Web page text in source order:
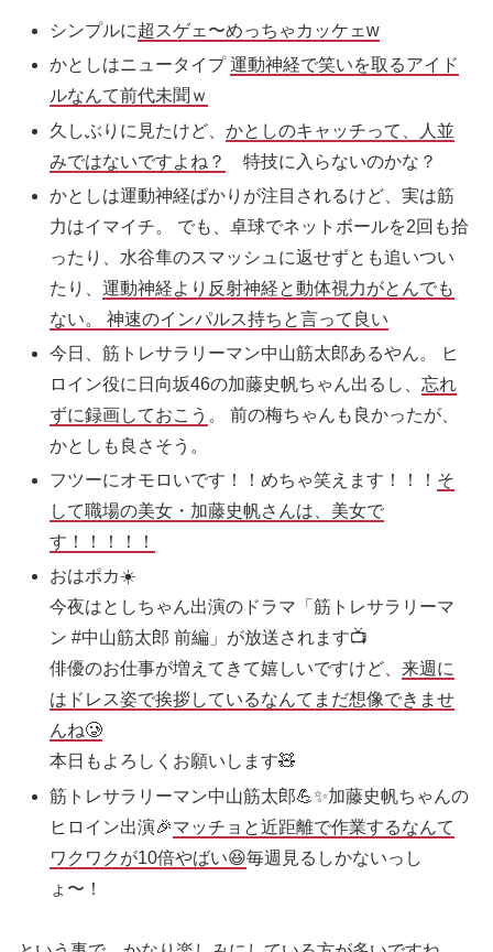
シンプルに超スゲェ〜めっちゃカッケェw
かとしはニュータイプ運動神経で笑いを取るアイド
ルなんて前代未聞ｗ
久しぶりに見たけど、かとしのキャッチって、人並
みではないですよね？
特技に入らないのかな？
かとしは運動神経ばかりが注目されるけど、実は筋
力はイマイチ。 でも、卓球でネットボールを2回も拾
ったり、水谷隼のスマッシュに返せずとも追いつい
たり、運動神経より反射神経と動体視力がとんでも
ない。 神速のインパルス持ちと言って良い
今日、筋 トレサラリーマン中山筋太郎あるやん。 ヒ
ロイン役に日向坂46の加藤史帆ちゃん出るし、忘れ
ずに録画しておこう 。 前の梅ちゃんも良かったが、
かとしも良さそう。
フツーにオモロいです！！めちゃ笑えます！！！ そ
して職場の美女・加藤史帆さんは、美女で
す！！！！！
おはポカ☀️
今夜はとしちゃん出演のドラマ「筋トレサラリーマ
ン #中山筋太郎 前編」が放送されます📺
俳優のお仕事が増えてきて嬉しいですけど、来週に
はドレス姿で挨拶しているなんてまだ想像できませ
んね🥲
本日もよろしくお願いします🧸
筋トレサラリーマン中山筋太郎💪✨加藤史帆ちゃんの
ヒロイン出演🎉マッチョと近距離で作業するなんて
ワクワクが10倍やばい😆毎週見るしかないっし
ょ〜！